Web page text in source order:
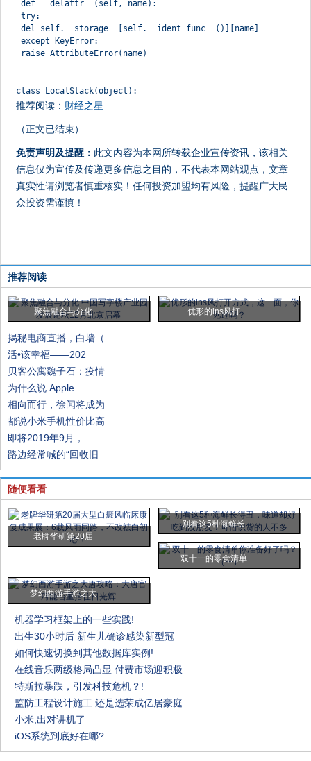
def __delattr__(self, name):
try:
del self.__storage__[self.__ident_func__()][name]
except KeyError:
raise AttributeError(name)
class LocalStack(object):
推荐阅读： 财经之星
（正文已结束）
免责声明及提醒： 此文内容为本网所转载企业宣传资讯，该相关
信息仅为宣传及传递更多信息之目的，不代表本网站观点，文章
真实性请浏览者慎重核实！任何投资加盟均有风险，提醒广大民
众投资需谨慎！
推荐阅读
聚焦融合与分化 优形的ins风打
揭秘电商直播，白墙（
活•该幸福——202
贝客公寓魏子石：疫情
为什么说 Apple
相向而行，徐闻将成为
都说小米手机性价比高
即将2019年9月，
路边经常喊的“回收旧
随便看看
老牌华研第20届
别看这5种海鲜长
双十一的零食清单
梦幻西游手游之大
机器学习框架上的一些实践!
出生30小时后 新生儿确诊感染新型冠
如何快速切换到其他数据库实例!
在线音乐两级格局凸显 付费市场迎积极
特斯拉暴跌，引发科技危机？!
监防工程设计施工 还是选荣成亿居豪庭
小米,出对讲机了
iOS系统到底好在哪?